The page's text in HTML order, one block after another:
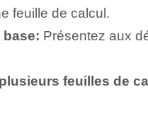
feuille de calcul.
Présentez aux
feuilles de